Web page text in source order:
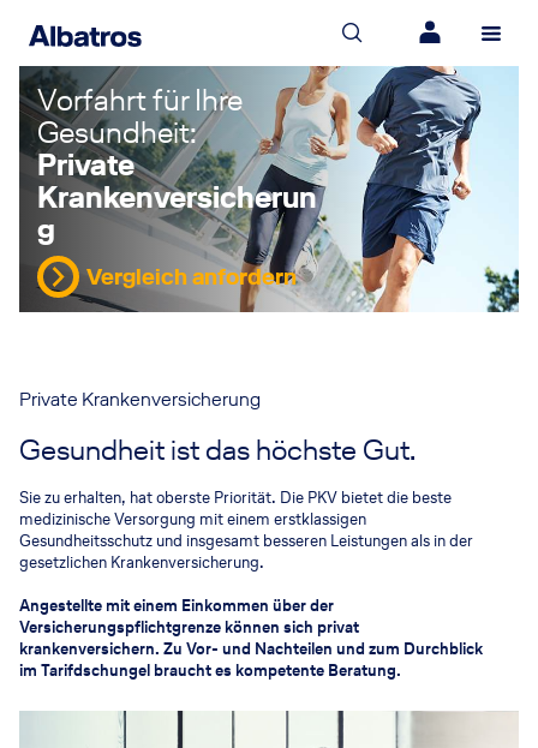
Vorfahrt für Ihre
Gesundheit:
Private
Krankenversicherun
g
Vergleich anfordern
Private Krankenversicherung
Gesundheit ist das höchste Gut.
Sie zu erhalten, hat oberste Priorität. Die PKV bietet die beste
medizinische Versorgung mit einem erstklassigen
Gesundheitsschutz und insgesamt besseren Leistungen als in der
gesetzlichen Krankenversicherung.
Angestellte mit einem Einkommen über der
Versicherungspflichtgrenze können sich privat
krankenversichern. Zu Vor- und Nachteilen und zum Durchblick
im Tarifdschungel braucht es kompetente Beratung.